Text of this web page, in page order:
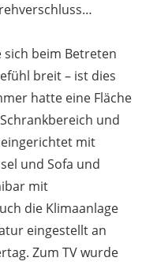
sich beim Betreten
breit – ist dies
hatte eine Fläche
und
mit
und Sofa und
mit
die Klimaanlage
eingestellt an
Zum TV wurde